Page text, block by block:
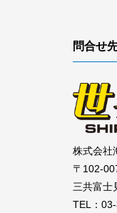
問合せ
株式会社
〒102-
三共富士
TEL：